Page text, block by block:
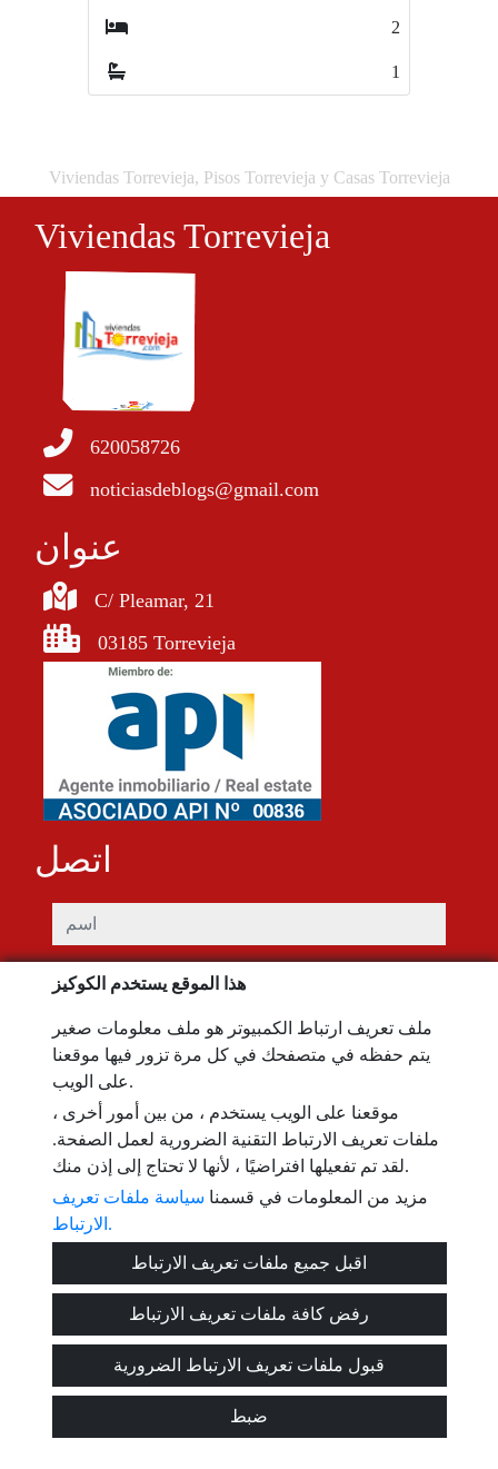
Viviendas Torrevieja, Pisos Torrevieja y Casas Torrevieja
Viviendas Torrevieja
620058726
noticiasdeblogs@gmail.com
عنوان
C/ Pleamar, 21
03185 Torrevieja
اتصل
هاتف
عنوان البريد الالكتروني
سياسة الخصوصية
رسالة
إرسال
هذا الموقع يستخدم الكوكيز
ملف تعريف ارتباط الكمبيوتر هو ملف معلومات صغير
يتم حفظه في متصفحك في كل مرة تزور فيها موقعنا
على الويب.
موقعنا على الويب يستخدم ، من بين أمور أخرى ،
ملفات تعريف الارتباط التقنية الضرورية لعمل الصفحة.
لقد تم تفعيلها افتراضيًا ، لأنها لا تحتاج إلى إذن منك.
مزيد من المعلومات في قسمنا سياسة ملفات تعريف
الارتباط.
اقبل جميع ملفات تعريف الارتباط
رفض كافة ملفات تعريف الارتباط
قبول ملفات تعريف الارتباط الضرورية
ضبط